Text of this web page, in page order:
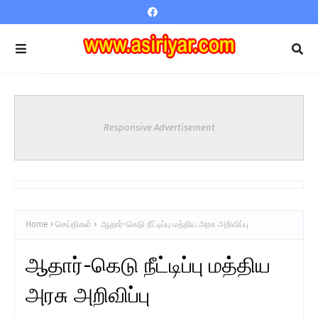
Responsive Advertisement
Home செய்திகள் ஆதார்-கெடு நீட்டிப்பு மத்திய அரசு அறிவிப்பு
ஆதார்-கெடு நீட்டிப்பு மத்திய
அரசு அறிவிப்பு